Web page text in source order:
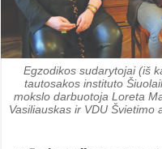
Egzodikos sudarytojai (iš
tautosakos instituto
mokslo darbuotoja Loreta
Vasiliauskas ir VDU